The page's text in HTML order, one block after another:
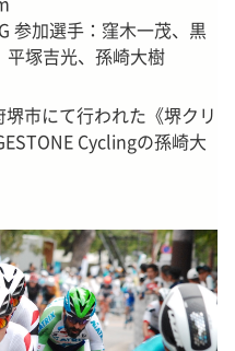
参加選手：窪木一茂、黒
塚吉光、孫崎大樹
市にて行われた《堺クリ
Cyclingの孫崎大